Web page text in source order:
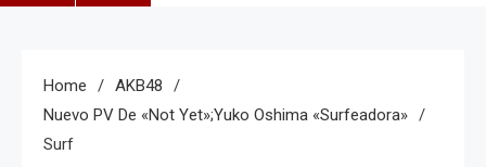
Home
AKB48
Nuevo PV De «Not Yet»;Yuko Oshima «Surfeadora»
Surf